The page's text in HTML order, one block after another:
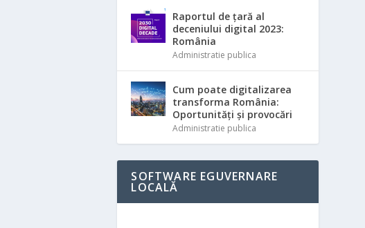
Raportul de țară al
deceniului digital 2023:
România
Administratie publica
Cum poate digitalizarea
transforma România:
Oportunități și provocări
Administratie publica
SOFTWARE EGUVERNARE
LOCALĂ